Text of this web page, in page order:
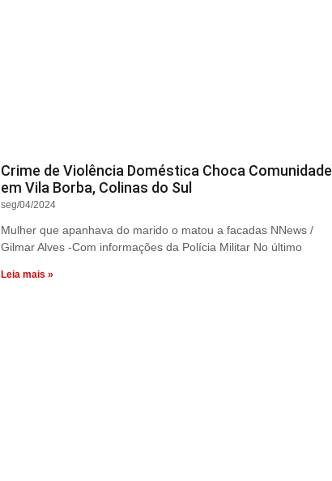
Crime de Violência Doméstica Choca Comunidade
em Vila Borba, Colinas do Sul
seg/04/2024
Mulher que apanhava do marido o matou a facadas NNews /
Gilmar Alves -Com informações da Polícia Militar No último
Leia mais »